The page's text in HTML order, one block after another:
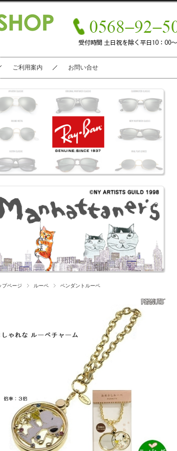
ご利用案内 お問い合せ
プページ ルーペ ペンダントルーペ